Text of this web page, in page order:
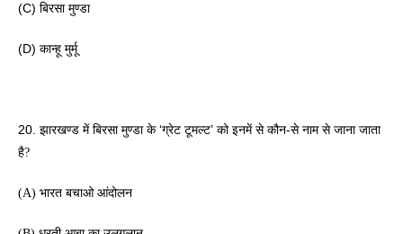
(C) बिरसा मुण्डा
(D) कान्हू मुर्मू
20. झारखण्ड में बिरसा मुण्डा के ‘ग्रेट टूमल्ट’ को इनमें से कौन-से नाम से जाना जाता
है?
(A) भारत बचाओ आंदोलन